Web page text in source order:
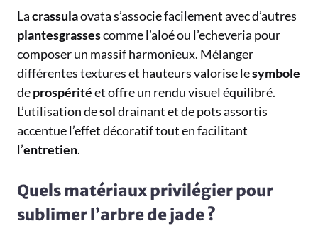
Lacrassulaovata s’associe facilement avec d’autres
plantesgrassescomme l’aloé ou l’echeveria pour
composer un massif harmonieux. Mélanger
différentes textures et hauteurs valorise lesymbole
deprospéritéet offre un rendu visuel équilibré.
L’utilisation desoldrainant et de pots assortis
accentue l’effet décoratif tout en facilitant
l’entretien.
Quels matériaux privilégier pour
sublimer l’arbre de jade ?